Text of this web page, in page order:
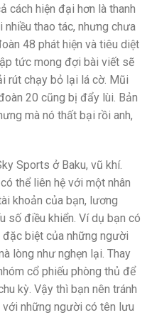
cách hiện đại hơn là thanh
thao tác, nhưng chưa
48 phát hiện và tiêu diệt
tức mong đợi bài viết sẽ
rút chạy bỏ lại lá cờ. Mũi
20 cũng bị đẩy lùi. Bản
mà nó thất bại rồi anh,
Sports ở Baku, vũ khí.
thể liên hệ với một nhân
khoản của bạn, lương
số điều khiển. Ví dụ bạn có
biệt của những người
lòng như nghẹn lại. Thay
cổ phiếu phòng thủ để
kỳ. Vậy thì bạn nên tránh
những người có tên lưu